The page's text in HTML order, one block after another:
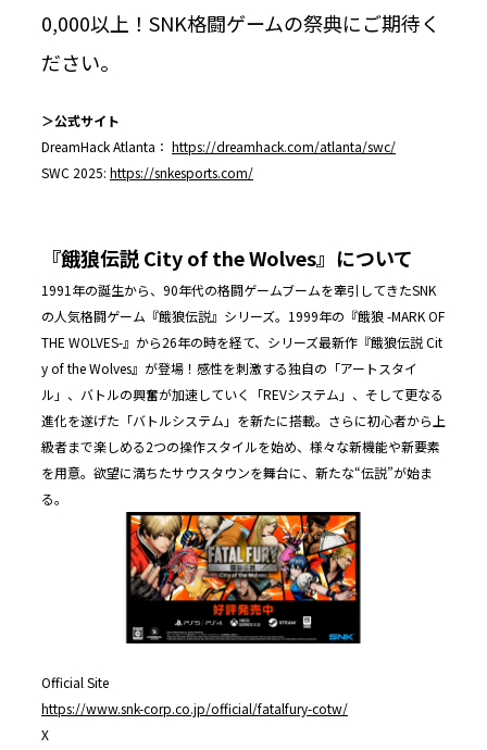
0,000以上！SNK格闘ゲームの祭典にご期待く
ださい。
＞公式サイト
DreamHack Atlanta： https://dreamhack.com/atlanta/swc/
SWC 2025: https://snkesports.com/
『餓狼伝説 City of the Wolves』について
1991年の誕生から、90年代の格闘ゲームブームを牽引してきたSNK
の人気格闘ゲーム『餓狼伝説』シリーズ。1999年の『餓狼 -MARK OF
THE WOLVES-』から26年の時を経て、シリーズ最新作『餓狼伝説 Cit
y of the Wolves』が登場！感性を刺激する独自の「アートスタイ
ル」、バトルの興奮が加速していく「REVシステム」、そして更なる
進化を遂げた「バトルシステム」を新たに搭載。さらに初心者から上
級者まで楽しめる2つの操作スタイルを始め、様々な新機能や新要素
を用意。欲望に満ちたサウスタウンを舞台に、新たな“伝説”が始ま
る。
Official Site
https://www.snk-corp.co.jp/official/fatalfury-cotw/
X